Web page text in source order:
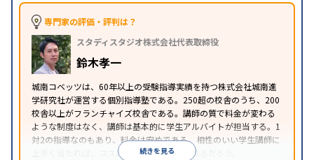
特徴
中高一貫校生に対応
可能 不登校生に対応
講可能季節講習のみの受講可
※2023年3月調査。小学校高学年の個別指導塾アンケート調査方法
専門家の評価・評判は？
スタディスタジオ株式会社代表取締役
鈴木孝一
城南コベッツは、60年以上の受験指導実績を持つ株式会社城南進
学研究社が運営する個別指導塾である。250超の校舎のうち、200
校舎以上がフランチャイズ校舎である。講師の質で料金が変わる
ような制度はなく、講師は基本的に学生アルバイトが担当する。1
対2の指導なのもあり、料金は安めである。相性のいい学生講師に
上手く当たれば、コスパよく成績を上げられるだろう。
続きを見る